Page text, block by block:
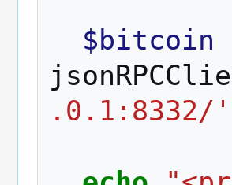
$bitcoin
.0.1:8332/'